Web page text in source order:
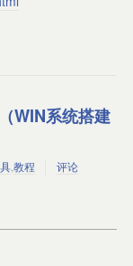
WIN系统搭建
教程 评论